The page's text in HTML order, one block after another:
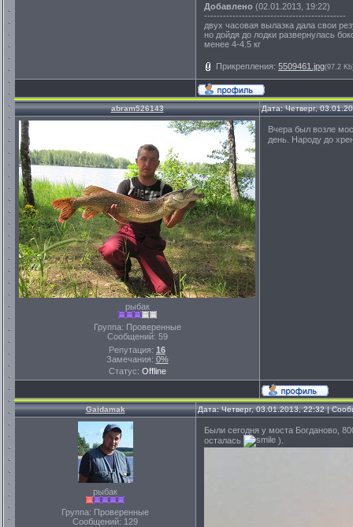
Добавлено (02.01.2013, 19:22)
---------------------------------------------
двух часовая вылазка дала свои
но дойдя до лодки развернулась
менее 4-4.5 кг
Прикрепления: 5509461.jpg(97.2
abram526143 Дата: Четверг,
рыбак
Группа: Проверенные
Сообщений: 59
Репутация: 16
Замечания: 0%
Статус: Offline
Вчера был возле
день. Народу до
Gaidamak Дата: Четверг, 03.01.2013, 22:32 |
рыбак
Группа: Проверенные
Сообщений: 129
Были сегодня у моста Богданово,
осталась
).